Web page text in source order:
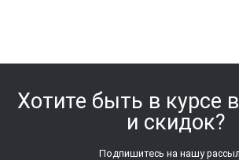
Хотите быть в курсе
и скидок?
Подпишитесь на нашу